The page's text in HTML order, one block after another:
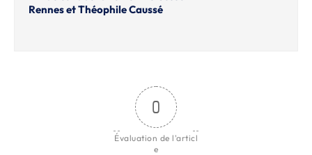
Rennes et Théophile Caussé
0
Évaluation de l'articl
e